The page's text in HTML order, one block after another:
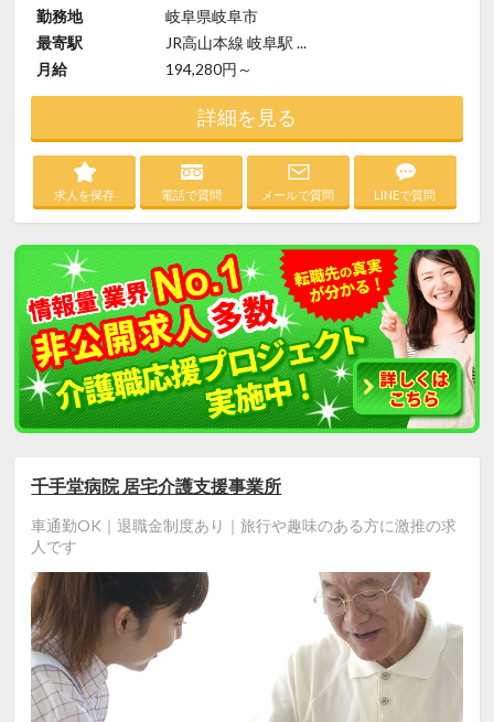
勤務地
岐阜県岐阜市
最寄駅
JR高山本線 岐阜駅 ...
月給
194,280円～
詳細を見る
求人を保存 電話で質問 メールで質問 LINEで質問
千手堂病院 居宅介護支援事業所
車通勤OK｜退職金制度あり｜旅行や趣味のある方に激推の求
人です